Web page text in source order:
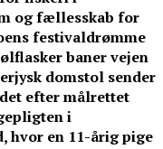
og fællesskab for
festivaldrømme
baner vejen
domstol sender
efter målrettet
i
hvor en 11-årig pige